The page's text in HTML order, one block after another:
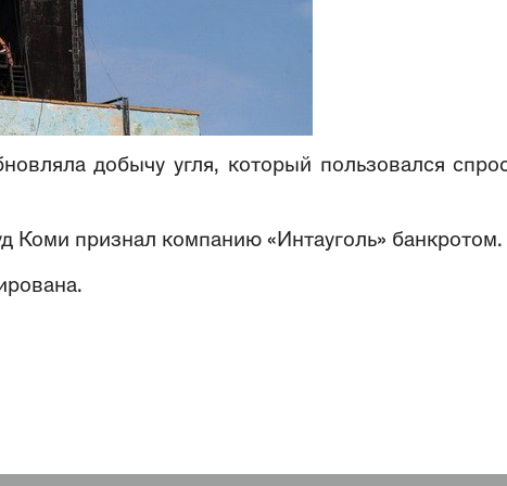
добычу угля, который пользовался
Коми признал компанию «Интауголь» банкротом.